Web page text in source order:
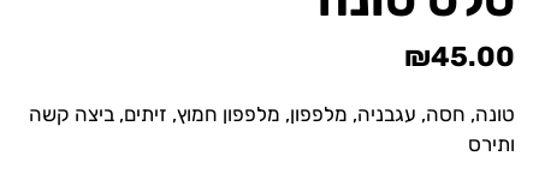
₪45.00
טונה, חסה, עגבניה, מלפפון, מלפפון חמוץ, זיתים, ביצה קשה
ותירס